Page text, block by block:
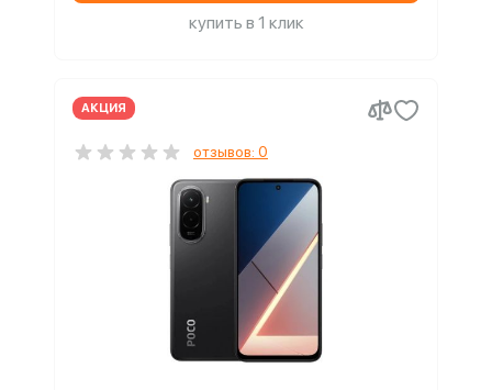
купить в 1 клик
АКЦИЯ
отзывов: 0